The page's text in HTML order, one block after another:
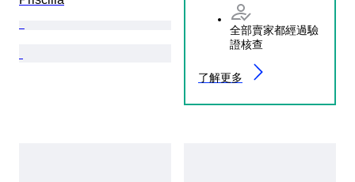
全部賣家都經過驗
證核查
了解更多